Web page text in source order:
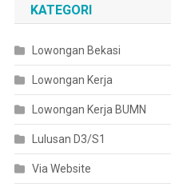
KATEGORI
Lowongan Bekasi
Lowongan Kerja
Lowongan Kerja BUMN
Lulusan D3/S1
Via Website